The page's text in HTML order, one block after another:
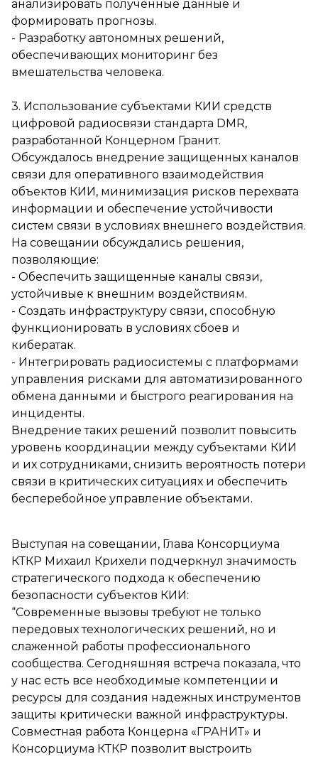
анализировать полученные данные и
формировать прогнозы.
- Разработку автономных решений,
обеспечивающих мониторинг без
вмешательства человека.
3. Использование субъектами КИИ средств
цифровой радиосвязи стандарта DMR,
разработанной Концерном Гранит.
Обсуждалось внедрение защищенных каналов
связи для оперативного взаимодействия
объектов КИИ, минимизация рисков перехвата
информации и обеспечение устойчивости
систем связи в условиях внешнего воздействия.
На совещании обсуждались решения,
позволяющие:
- Обеспечить защищенные каналы связи,
устойчивые к внешним воздействиям.
- Создать инфраструктуру связи, способную
функционировать в условиях сбоев и
кибератак.
- Интегрировать радиосистемы с платформами
управления рисками для автоматизированного
обмена данными и быстрого реагирования на
инциденты.
Внедрение таких решений позволит повысить
уровень координации между субъектами КИИ
и их сотрудниками, снизить вероятность потери
связи в критических ситуациях и обеспечить
бесперебойное управление объектами.
Выступая на совещании, Глава Консорциума
КТКР Михаил Крихели подчеркнул значимость
стратегического подхода к обеспечению
безопасности субъектов КИИ:
“Современные вызовы требуют не только
передовых технологических решений, но и
слаженной работы профессионального
сообщества. Сегодняшняя встреча показала, что
у нас есть все необходимые компетенции и
ресурсы для создания надежных инструментов
защиты критически важной инфраструктуры.
Совместная работа Концерна «ГРАНИТ» и
Консорциума КТКР позволит выстроить